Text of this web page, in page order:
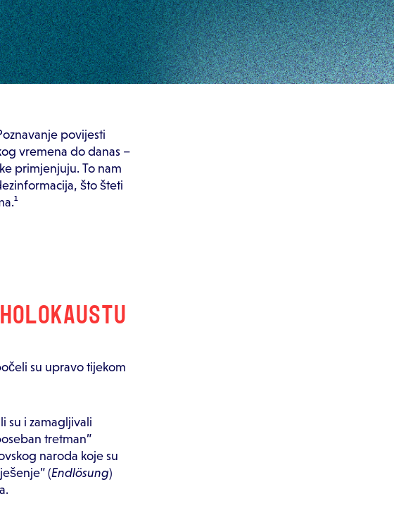
povijesti
vremena do danas –
primjenjuju. To nam
što šteti
su upravo tijekom
su i zamagljivali
tretman”
naroda koje su
(Endlösung)